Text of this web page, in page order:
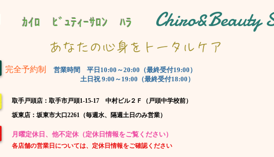
ｶｲﾛ ﾋﾞｭﾃｨｰｻﾛﾝ ﾊﾗ Chiro&Beauty
​あなたの心身をトータルケア
完全予約制
​営業時間 平日10:00～20:00（最終受付19:00）
土日祝 9:00～19:00（最終受付18:00）
​取手戸頭店：取手市戸頭1-15-17 中村ビル２Ｆ（戸頭中学校前）
​坂東店：坂東市大口2261（毎週水、隔週土日のみ営業）
​月曜定休日、他不定休（定休日情報をご覧ください）
​各店舗の営業日については、定休日情報をご確認ください